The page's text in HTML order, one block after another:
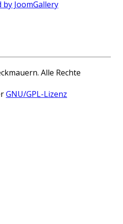
Alle Rechte
GNU/GPL-Lizenz